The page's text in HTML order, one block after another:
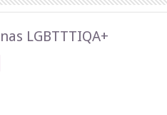
LGBTTTIQA+